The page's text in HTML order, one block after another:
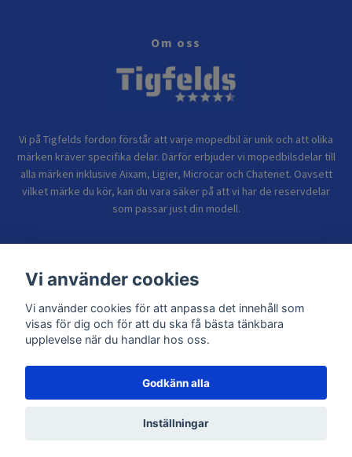
Om oss
Vi på Tigfelds fordon förstår att varje mopedbil är unik och att olika
märken kräver specifika delar. Därför erbjuder vi mopedbilsdelar till
alla märken inklusive Aixam, Ligier, Microcar och Chatenet. Oavsett
vilket märke du kör, kan du vara säker på att vi har de reservdelar
som passar just din modell.
Sidor
© 2026 TIGFELDS FORDON
Vi använder cookies
Vi använder cookies för att anpassa det innehåll som
visas för dig och för att du ska få bästa tänkbara
upplevelse när du handlar hos oss.
Godkänn alla
Inställningar